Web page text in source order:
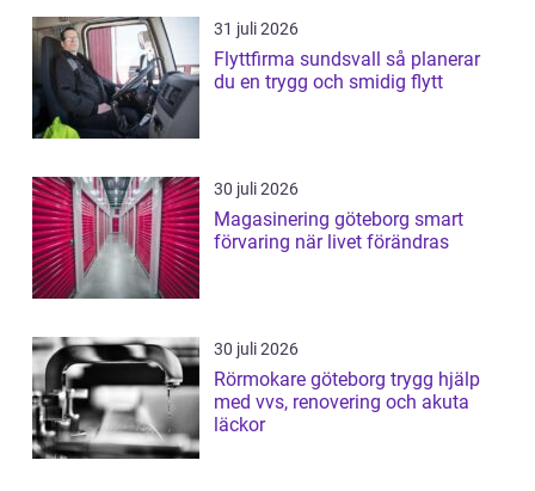
31 juli 2026
Flyttfirma sundsvall så planerar
du en trygg och smidig flytt
30 juli 2026
Magasinering göteborg smart
förvaring när livet förändras
30 juli 2026
Rörmokare göteborg trygg hjälp
med vvs, renovering och akuta
läckor